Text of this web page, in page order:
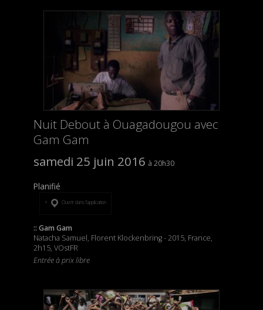
Nuit Debout à Ouagadougou avec
Gam Gam
samedi 25 juin 2016
20h30
Planifié
Ouvrir dans l’application
:: Gam Gam
Natacha Samuel, Florent Klockenbring - 2015, France,
2h15, VOstFR
Entrée à prix libre